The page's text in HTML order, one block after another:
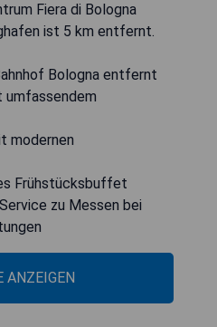
Fiera di Bologna
ist 5 km entfernt.
Bologna entfernt
umfassendem
modernen
Frühstücksbuffet
zu Messen bei
ANZEIGEN